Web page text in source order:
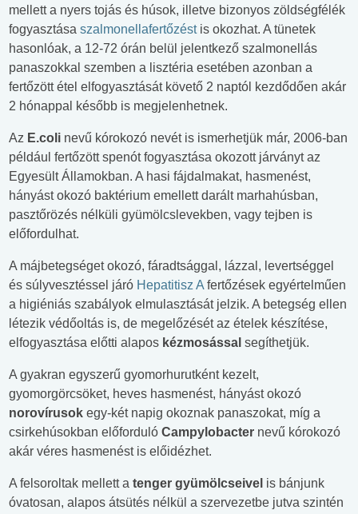
mellett a nyers tojás és húsok, illetve bizonyos zöldségfélék
fogyasztása szalmonellafertőzést is okozhat. A tünetek
hasonlóak, a 12-72 órán belül jelentkező szalmonellás
panaszokkal szemben a lisztéria esetében azonban a
fertőzött étel elfogyasztását követő 2 naptól kezdődően akár
2 hónappal később is megjelenhetnek.
Az E.coli nevű kórokozó nevét is ismerhetjük már, 2006-ban
például fertőzött spenót fogyasztása okozott járványt az
Egyesült Államokban. A hasi fájdalmakat, hasmenést,
hányást okozó baktérium emellett darált marhahúsban,
pasztőrözés nélküli gyümölcslevekben, vagy tejben is
előfordulhat.
A májbetegséget okozó, fáradtsággal, lázzal, levertséggel
és súlyvesztéssel járó Hepatitisz A fertőzések egyértelműen
a higiéniás szabályok elmulasztását jelzik. A betegség ellen
létezik védőoltás is, de megelőzését az ételek készítése,
elfogyasztása előtti alapos kézmosással segíthetjük.
A gyakran egyszerű gyomorhurutként kezelt,
gyomorgörcsöket, heves hasmenést, hányást okozó
norovírusok egy-két napig okoznak panaszokat, míg a
csirkehúsokban előforduló Campylobacter nevű kórokozó
akár véres hasmenést is előidézhet.
A felsoroltak mellett a tenger gyümölcseivel is bánjunk
óvatosan, alapos átsütés nélkül a szervezetbe jutva szintén